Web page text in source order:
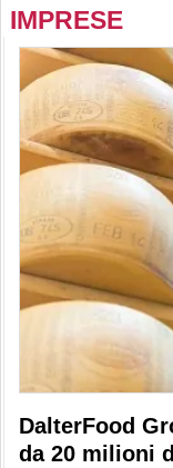
IMPRESE
DalterFood
da 20 milioni